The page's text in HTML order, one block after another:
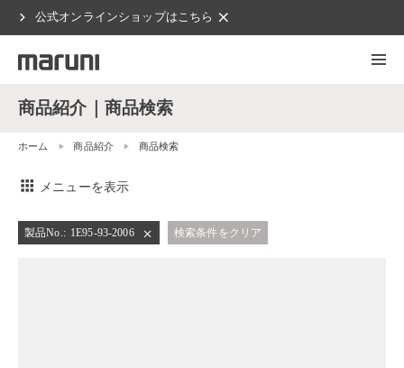
chevron_right 公式オンラインショップはこちら clear
商品紹介｜商品検索
ホーム 商品紹介 商品検索
apps メニューを表示
製品No.: 1E95-93-2006 close 検索条件をクリア